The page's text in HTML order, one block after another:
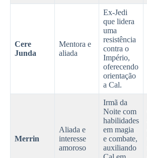
Cere
Junda
Mentora e
aliada
Ex-Jedi
que lidera
uma
resistência
contra o
Império,
oferecendo
orientação
a Cal.
Merrin
Aliada e
interesse
amoroso
Irmã da
Noite com
habilidades
em magia
e combate,
auxiliando